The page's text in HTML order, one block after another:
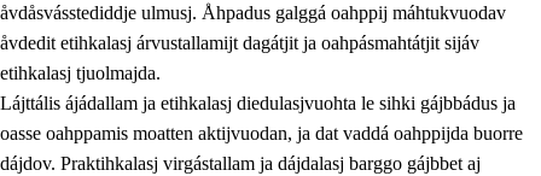
åvdåsvásstediddje ulmusj. Åhpadus galggá oahppij máhtukvuodav
åvdedit etihkalasj árvustallamijt dagátjit ja oahpásmahtátjit sijáv
etihkalasj tjuolmajda.
Lájttális ájádallam ja etihkalasj diedulasjvuohta le sihki gájbbádus ja
oasse oahppamis moatten aktijvuodan, ja dat vaddá oahppijda buorre
dájdov. Praktihkalasj virgástallam ja dájdalasj barggo gájbbet aj